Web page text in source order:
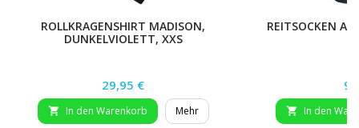
ROLLKRAGENSHIRT MADISON,
DUNKELVIOLETT, XXS
Preis
29,95 €
 In den Warenkorb Mehr
REITSOCKEN
 In den